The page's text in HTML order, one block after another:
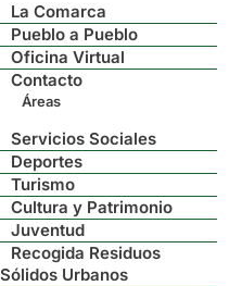
La Comarca
Pueblo a Pueblo
Oficina Virtual
Contacto
Áreas
Servicios Sociales
Deportes
Turismo
Cultura y Patrimonio
Juventud
Recogida Residuos
Sólidos Urbanos